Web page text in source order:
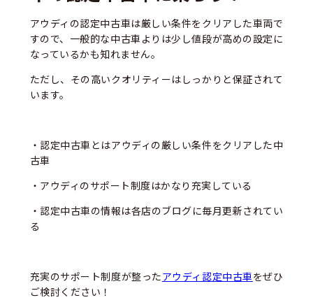
アウディの認定中古車は厳しい条件をクリアした車両で
すので、一般的な中古車よりは少し値段が高めの設定に
なっているかも知れません。
ただし、その高いクオリティーはしっかりと保証されて
います。
・認定中古車とはアウディの厳しい条件をクリアした中
古車
・アウディのサポート制度はかなり充実している
・認定中古車の情報は各店のブログに毎月更新されてい
る
充実のサポート制度が整ったアウディ認定中古車をぜひ
ご検討ください！